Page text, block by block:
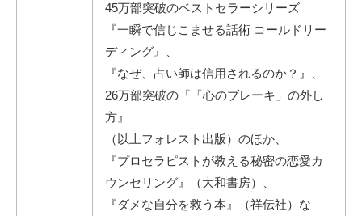
45万部突破のベストセラーシリーズ
『一瞬で信じこませる話術 コールドリー
ディング』、
『なぜ、占い師は信用されるのか？』、
26万部突破の『「心のブレーキ」の外し
方』
（以上フォレスト出版）のほか、
『プロセラピストが教える秘密の恋愛カ
ウンセリング』（大和書房）、
『ダメな自分を救う本』（祥伝社）な